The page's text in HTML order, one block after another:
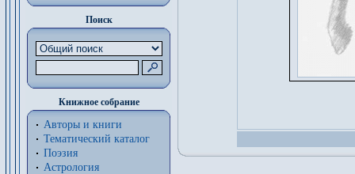
Поиск
Книжное собрание
Авторы и книги
Тематический каталог
Поэзия
Астрология